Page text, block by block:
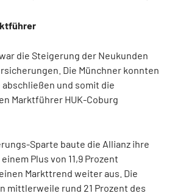
die Steigerung der Neukunden
Die Münchner konnten
abschließen und somit die
Marktführer HUK-Coburg
Sparte baute die Allianz ihre
Plus von 11,9 Prozent
Markttrend weiter aus. Die
mittlerweile rund 21 Prozent des